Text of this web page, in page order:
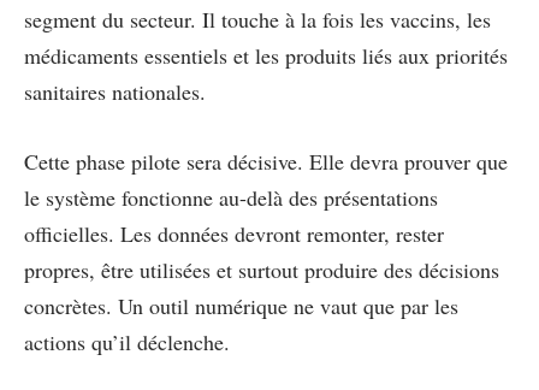
segment du secteur. Il touche à la fois les vaccins, les
médicaments essentiels et les produits liés aux priorités
sanitaires nationales.
Cette phase pilote sera décisive. Elle devra prouver que
le système fonctionne au-delà des présentations
officielles. Les données devront remonter, rester
propres, être utilisées et surtout produire des décisions
concrètes. Un outil numérique ne vaut que par les
actions qu’il déclenche.